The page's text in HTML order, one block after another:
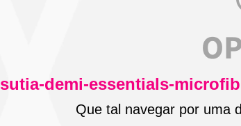
sutia-demi-essentials-
Que tal navegar por uma